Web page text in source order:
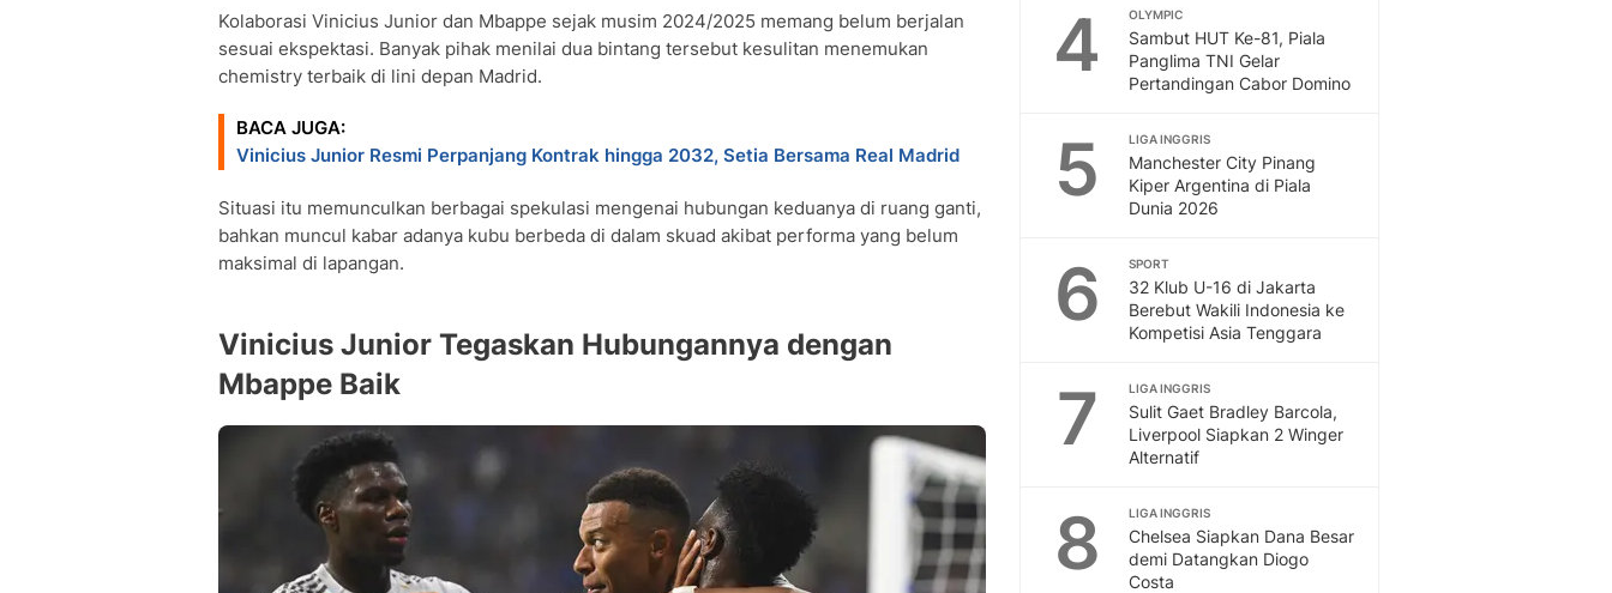
Kolaborasi Vinicius Junior dan Mbappe sejak musim 2024/2025 memang belum berjalan
sesuai ekspektasi. Banyak pihak menilai dua bintang tersebut kesulitan menemukan
chemistry terbaik di lini depan Madrid.
BACA JUGA:
Vinicius Junior Resmi Perpanjang Kontrak hingga 2032, Setia Bersama Real Madrid
Situasi itu memunculkan berbagai spekulasi mengenai hubungan keduanya di ruang ganti,
bahkan muncul kabar adanya kubu berbeda di dalam skuad akibat performa yang belum
maksimal di lapangan.
Vinicius Junior Tegaskan Hubungannya dengan
Mbappe Baik
4 OLYMPIC
Sambut HUT Ke-81, Piala
Panglima TNI Gelar
Pertandingan Cabor Domino
5 LIGA INGGRIS
Manchester City Pinang
Kiper Argentina di Piala
Dunia 2026
6 SPORT
32 Klub U-16 di Jakarta
Berebut Wakili Indonesia ke
Kompetisi Asia Tenggara
7 LIGA INGGRIS
Sulit Gaet Bradley Barcola,
Liverpool Siapkan 2 Winger
Alternatif
8 LIGA INGGRIS
Chelsea Siapkan Dana Besar
demi Datangkan Diogo
Costa